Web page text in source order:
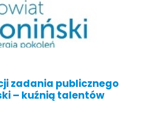
zadania publicznego
– kuźnią talentów